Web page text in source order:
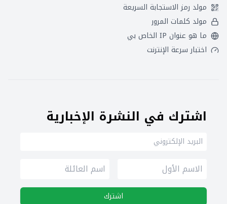
مولد رمز الاستجابة السريعة
مولد كلمات المرور
ما هو عنوان IP الخاص بي
اختبار سرعة الإنترنت
اشترك في النشرة الإخبارية
اشترك